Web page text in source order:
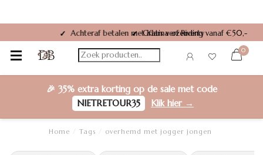
✓ Gratis verzending vanaf €50,-
0
🎉 35% extra kortingop de sale met code
NIETRETOUR35
Klik hier →
Home Tags overhemd met jogger jongen